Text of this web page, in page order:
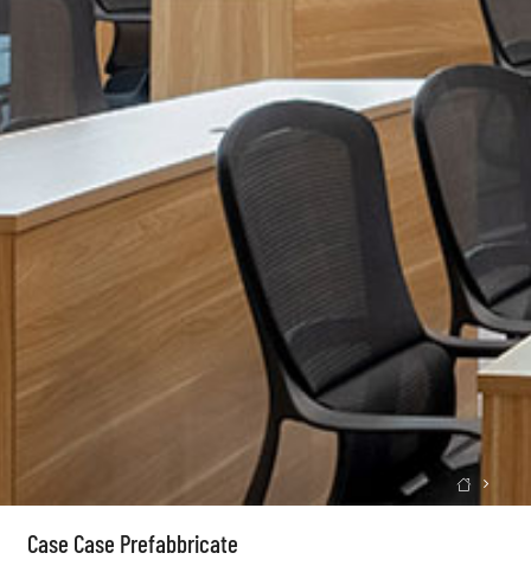

Case Case Prefabbricate